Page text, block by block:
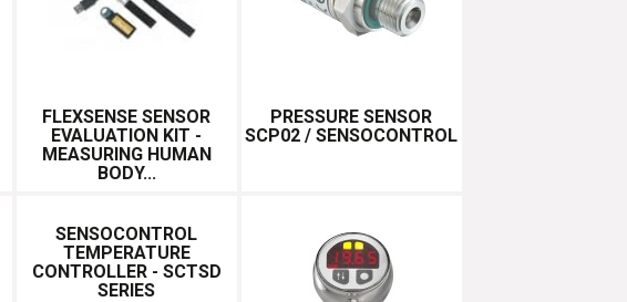
FLEXSENSE SENSOR
EVALUATION KIT -
MEASURING HUMAN
BODY...
PRESSURE SENSOR
SCP02 / SENSOCONTROL
SENSOCONTROL
TEMPERATURE
CONTROLLER - SCTSD
SERIES